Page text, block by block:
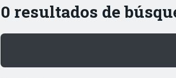
0 resultados de